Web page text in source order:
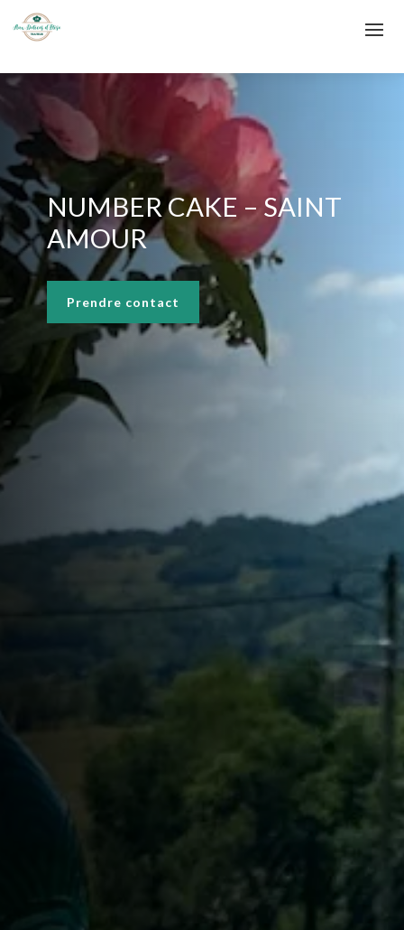
NUMBER CAKE – SAINT
AMOUR
Prendre contact